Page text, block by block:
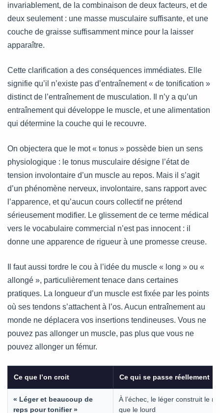
invariablement, de la combinaison de deux facteurs, et de
deux seulement : une masse musculaire suffisante, et une
couche de graisse suffisamment mince pour la laisser
apparaître.
Cette clarification a des conséquences immédiates. Elle
signifie qu’il n’existe pas d’entraînement « de tonification »
distinct de l’entraînement de musculation. Il n’y a qu’un
entraînement qui développe le muscle, et une alimentation
qui détermine la couche qui le recouvre.
On objectera que le mot « tonus » possède bien un sens
physiologique : le tonus musculaire désigne l’état de
tension involontaire d’un muscle au repos. Mais il s’agit
d’un phénomène nerveux, involontaire, sans rapport avec
l’apparence, et qu’aucun cours collectif ne prétend
sérieusement modifier. Le glissement de ce terme médical
vers le vocabulaire commercial n’est pas innocent : il
donne une apparence de rigueur à une promesse creuse.
Il faut aussi tordre le cou à l’idée du muscle « long » ou «
allongé », particulièrement tenace dans certaines
pratiques. La longueur d’un muscle est fixée par les points
où ses tendons s’attachent à l’os. Aucun entraînement au
monde ne déplacera vos insertions tendineuses. Vous ne
pouvez pas allonger un muscle, pas plus que vous ne
pouvez allonger un fémur.
Ce que l’on croit Ce qui se passe réellement
« Léger et beaucoup de
reps pour tonifier »
À l’échec, le léger construit le
que le lourd